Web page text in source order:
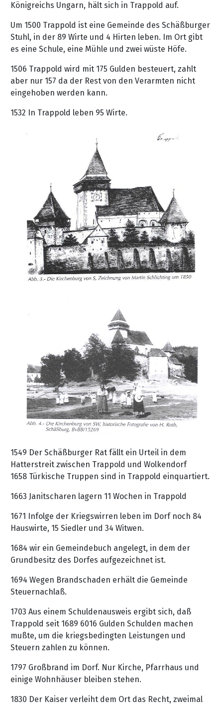
Königreichs Ungarn, hält sich in Trappold auf.
Um 1500 Trappold ist eine Gemeinde des Schäßburger
Stuhl, in der 89 Wirte und 4 Hirten leben. Im Ort gibt
es eine Schule, eine Mühle und zwei wüste Höfe.
1506 Trappold wird mit 175 Gulden besteuert, zahlt
aber nur 157 da der Rest von den Verarmten nicht
eingehoben werden kann.
1532 In Trappold leben 95 Wirte.
1549 Der Schäßburger Rat fällt ein Urteil in dem
Hatterstreit zwischen Trappold und Wolkendorf
1658 Türkische Truppen sind in Trappold einquartiert.
1663 Janitscharen lagern 11 Wochen in Trappold
1671 Infolge der Kriegswirren leben im Dorf noch 84
Hauswirte, 15 Siedler und 34 Witwen.
1684 wir ein Gemeindebuch angelegt, in dem der
Grundbesitz des Dorfes aufgezeichnet ist.
1694 Wegen Brandschaden erhält die Gemeinde
Steuernachlaß.
1703 Aus einem Schuldenausweis ergibt sich, daß
Trappold seit 1689 6016 Gulden Schulden machen
mußte, um die kriegsbedingten Leistungen und
Steuern zahlen zu können.
1797 Großbrand im Dorf. Nur Kirche, Pfarrhaus und
einige Wohnhäuser bleiben stehen.
1830 Der Kaiser verleiht dem Ort das Recht, zweimal